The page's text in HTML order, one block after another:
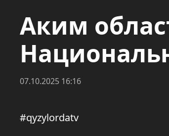
Аким
07.10.2025 16:16
#qyzylordatv